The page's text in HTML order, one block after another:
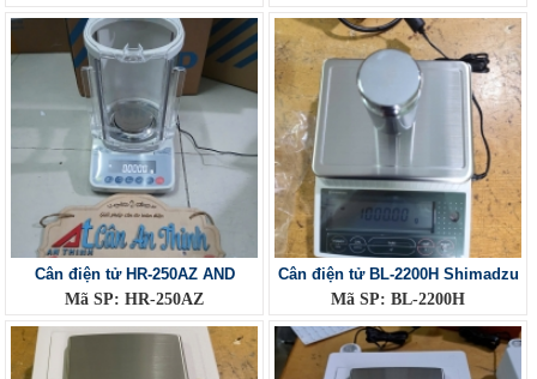
Cân điện tử HR-250AZ AND
Mã SP: HR-250AZ
Cân điện tử BL-2200H Shimadzu
Mã SP: BL-2200H